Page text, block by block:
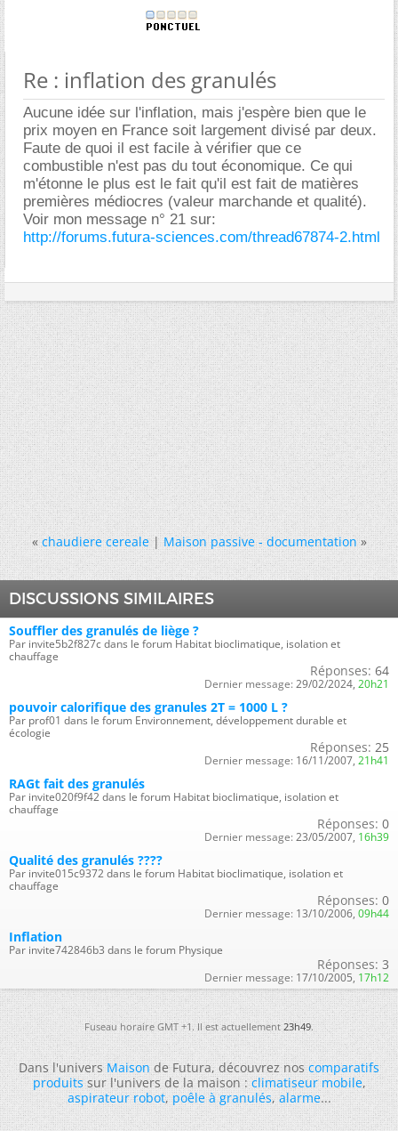
Re : inflation des granulés
Aucune idée sur l'inflation, mais j'espère bien que le
prix moyen en France soit largement divisé par deux.
Faute de quoi il est facile à vérifier que ce
combustible n'est pas du tout économique. Ce qui
m'étonne le plus est le fait qu'il est fait de matières
premières médiocres (valeur marchande et qualité).
Voir mon message n° 21 sur:
http://forums.futura-sciences.com/thread67874-2.html
« chaudiere cereale|Maison passive - documentation »
DISCUSSIONS SIMILAIRES
Souffler des granulés de liège ?
Par invite5b2f827c dans le forum Habitat bioclimatique, isolation et
chauffage
Réponses: 64
Dernier message: 29/02/2024, 20h21
pouvoir calorifique des granules 2T = 1000 L ?
Par prof01 dans le forum Environnement, développement durable et
écologie
Réponses: 25
Dernier message: 16/11/2007, 21h41
RAGt fait des granulés
Par invite020f9f42 dans le forum Habitat bioclimatique, isolation et
chauffage
Réponses: 0
Dernier message: 23/05/2007, 16h39
Qualité des granulés ????
Par invite015c9372 dans le forum Habitat bioclimatique, isolation et
chauffage
Réponses: 0
Dernier message: 13/10/2006, 09h44
Inflation
Par invite742846b3 dans le forum Physique
Réponses: 3
Dernier message: 17/10/2005, 17h12
Fuseau horaire GMT +1. Il est actuellement23h49.
Dans l'universMaisonde Futura, découvrez noscomparatifs
produitssur l'univers de la maison :climatiseur mobile,
aspirateur robot,poêle à granulés,alarme...